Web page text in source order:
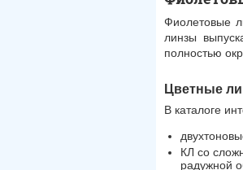
Фиолетовые
линзы
полностью
Цветные
В каталоге
КЛ со
радужной